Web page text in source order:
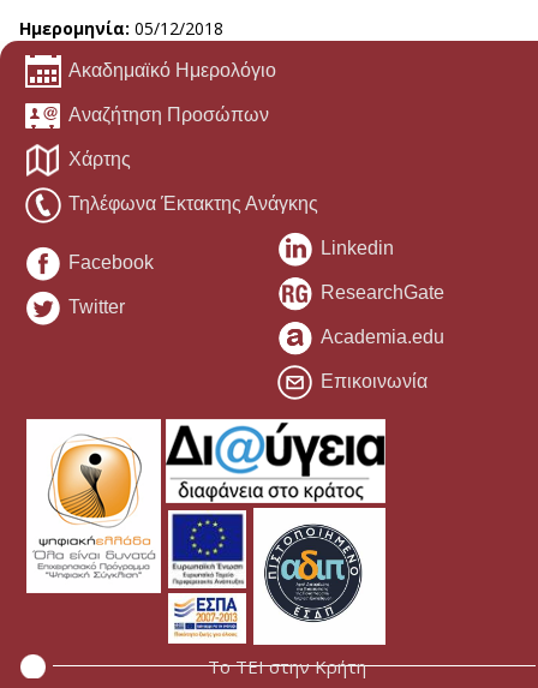
Ημερομηνία: 05/12/2018
Ακαδημαϊκό Ημερολόγιο
Αναζήτηση Προσώπων
Χάρτης
Τηλέφωνα Έκτακτης Ανάγκης
Facebook
Twitter
Linkedin
ResearchGate
Academia.edu
Επικοινωνία
Το ΤΕΙ στην Κρήτη